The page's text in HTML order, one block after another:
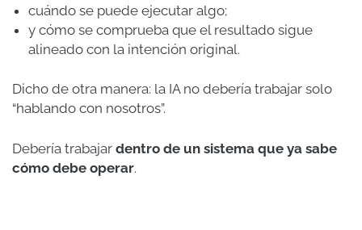
cuándo se puede ejecutar algo;
y cómo se comprueba que el resultado sigue
alineado con la intención original.
Dicho de otra manera: la IA no debería trabajar solo
“hablando con nosotros”.
Debería trabajar dentro de un sistema que ya sabe
cómo debe operar.